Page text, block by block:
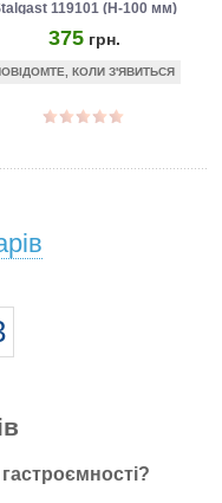
119101 (Н-100 мм)
375 грн.
КОЛИ З'ЯВИТЬСЯ